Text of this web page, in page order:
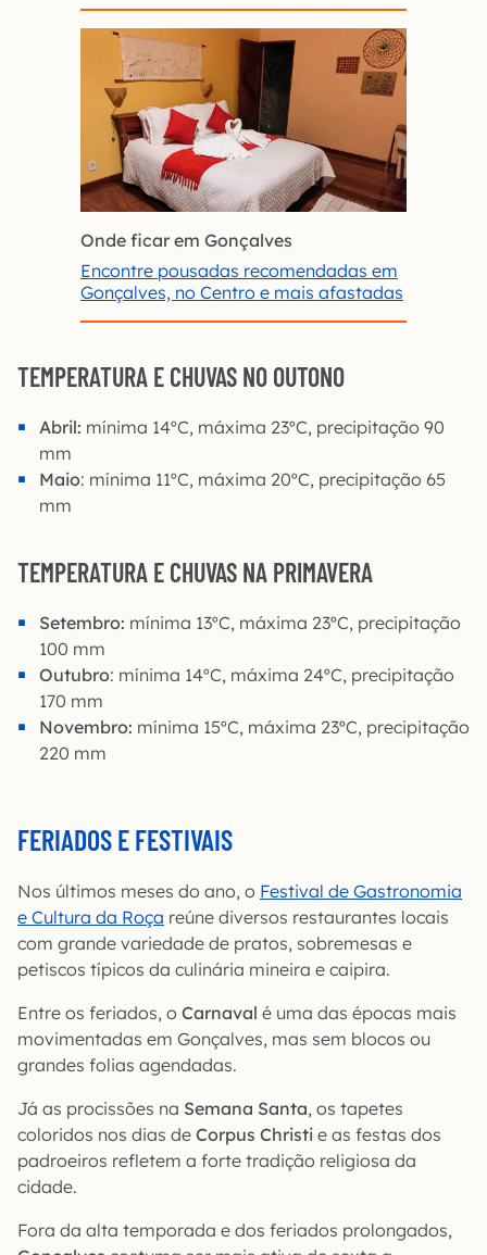
Onde ficar em Gonçalves
Encontre pousadas recomendadas em
Gonçalves, no Centro e mais afastadas
TEMPERATURA E CHUVAS NO OUTONO
Abril: mínima 14ºC, máxima 23ºC, precipitação 90
mm
Maio: mínima 11ºC, máxima 20ºC, precipitação 65
mm
TEMPERATURA E CHUVAS NA PRIMAVERA
Setembro: mínima 13ºC, máxima 23ºC, precipitação
100 mm
Outubro: mínima 14ºC, máxima 24ºC, precipitação
170 mm
Novembro: mínima 15ºC, máxima 23ºC, precipitação
220 mm
FERIADOS E FESTIVAIS
Nos últimos meses do ano, o Festival de Gastronomia
e Cultura da Roça reúne diversos restaurantes locais
com grande variedade de pratos, sobremesas e
petiscos típicos da culinária mineira e caipira.
Entre os feriados, o Carnaval é uma das épocas mais
movimentadas em Gonçalves, mas sem blocos ou
grandes folias agendadas.
Já as procissões na Semana Santa, os tapetes
coloridos nos dias de Corpus Christi e as festas dos
padroeiros refletem a forte tradição religiosa da
cidade.
Fora da alta temporada e dos feriados prolongados,